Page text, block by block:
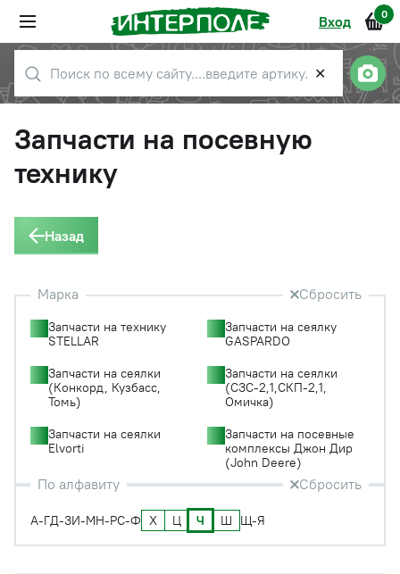
Вход 0
✕
Запчасти на посевную
технику
Назад
Марка Сбросить
Запчасти на технику
STELLAR
Запчасти на сеялку
GASPARDO
Запчасти на сеялки
(Конкорд, Кузбасс,
Томь)
Запчасти на сеялки
(СЗС-2,1,СКП-2,1,
Омичка)
Запчасти на сеялки
Elvorti
Запчасти на посевные
комплексы Джон Дир
(John Deere)
По алфавиту Сбросить
А-ГД-ЗИ-МН-РС-Ф Х Ц Ч Ш Щ-Я